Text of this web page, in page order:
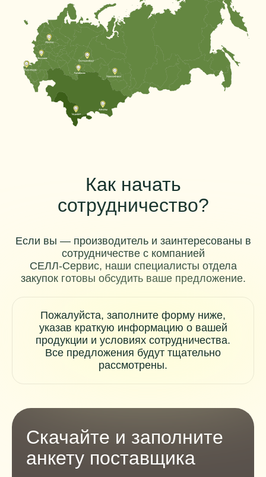
Как начать
сотрудничество?
Если вы — производитель и заинтересованы в
сотрудничестве с компанией
СЕЛЛ-Сервис, наши специалисты отдела
закупок готовы обсудить ваше предложение.
Пожалуйста, заполните форму ниже,
указав краткую информацию о вашей
продукции и условиях сотрудничества.
Все предложения будут тщательно
рассмотрены.
Скачайте и заполните
анкету поставщика